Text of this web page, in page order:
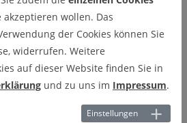
akzeptieren wollen. Das
der Cookies können Sie
widerrufen. Weitere
auf dieser Website finden Sie in
und zu uns im Impressum.
Einstellungen